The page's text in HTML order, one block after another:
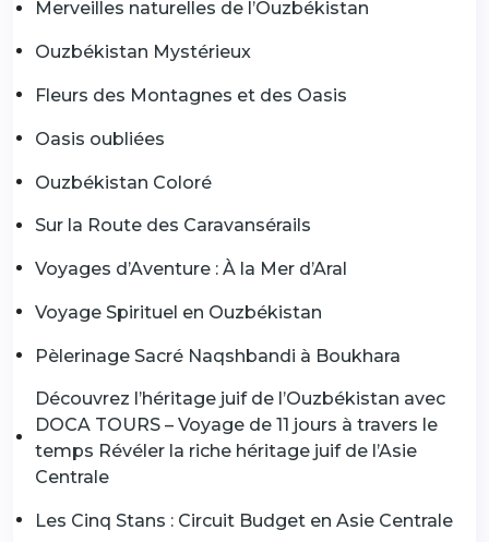
Merveilles naturelles de l’Ouzbékistan
Ouzbékistan Mystérieux
Fleurs des Montagnes et des Oasis
Oasis oubliées
Ouzbékistan Coloré
Sur la Route des Caravansérails
Voyages d’Aventure : À la Mer d’Aral
Voyage Spirituel en Ouzbékistan
Pèlerinage Sacré Naqshbandi à Boukhara
Découvrez l’héritage juif de l’Ouzbékistan avec
DOCA TOURS – Voyage de 11 jours à travers le
temps Révéler la riche héritage juif de l’Asie
Centrale
Les Cinq Stans : Circuit Budget en Asie Centrale